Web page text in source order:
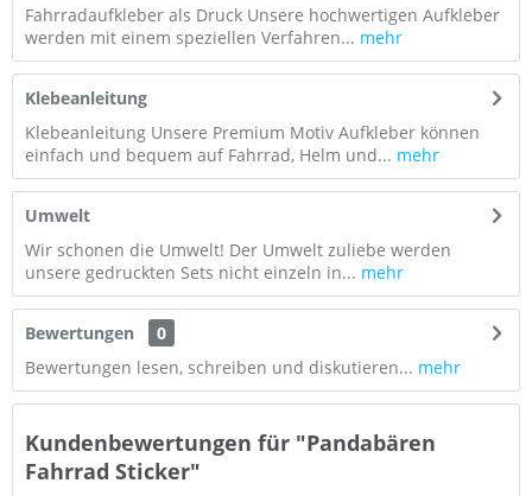
Fahrradaufkleber als Druck Unsere hochwertigen Aufkleber
werden mit einem speziellen Verfahren... mehr
Klebeanleitung
Klebeanleitung Unsere Premium Motiv Aufkleber können
einfach und bequem auf Fahrrad, Helm und... mehr
Umwelt
Wir schonen die Umwelt! Der Umwelt zuliebe werden
unsere gedruckten Sets nicht einzeln in... mehr
Bewertungen
0
Bewertungen lesen, schreiben und diskutieren... mehr
Kundenbewertungen für "Pandabären
Fahrrad Sticker"